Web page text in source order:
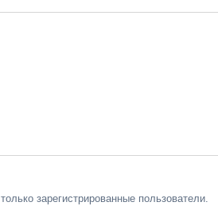
зарегистрированные пользователи.